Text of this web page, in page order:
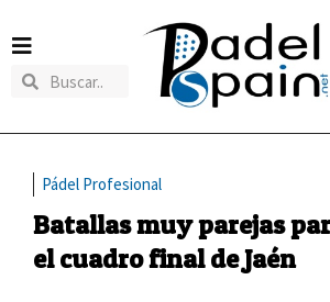
Pádel Profesional
Batallas muy parejas
el cuadro final de Jaén